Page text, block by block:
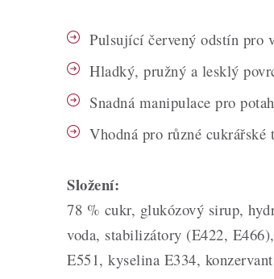
Pulsující červený odstín pro
Hladký, pružný a lesklý
Snadná manipulace pro
Vhodná pro různé cukrářské
Složení:
78 % cukr, glukózový sirup,
voda, stabilizátory (E422,
E551, kyselina E334,